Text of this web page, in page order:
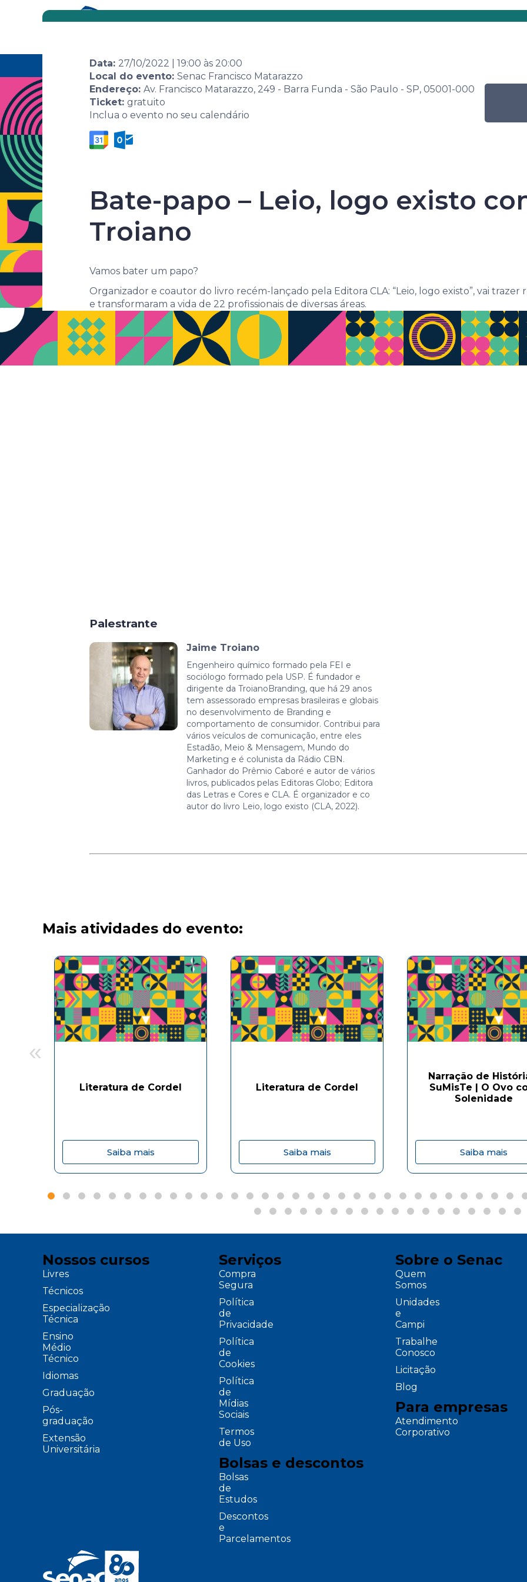
Agenda de eventos Evento 7ª Semana Senac de Leitura
7ª Semana Senac de
Data: 27/10/2022 19:00 às 20:00
Local do evento: Senac Francisco Matarazzo
Endereço: Av. Francisco Matarazzo, 249 - Barra Funda - São Paulo - SP, 05001-000
Ticket: gratuito
Inclua o evento no seu calendário
Bate-papo – Leio, logo existo
Troiano
Vamos bater um papo?
Organizador e coautor do livro recém-lançado pela Editora CLA: “Leio, logo existo”, vai
e transformaram a vida de 22 profissionais de diversas áreas.
Palestrante
Jaime Troiano
Engenheiro químico formado pela FEI e
sociólogo formado pela USP. É fundador e
dirigente da TroianoBranding, que há 29 anos
tem assessorado empresas brasileiras e globais
no desenvolvimento de Branding e
comportamento de consumidor. Contribui para
vários veículos de comunicação, entre eles
Estadão, Meio & Mensagem, Mundo do
Marketing e é colunista da Rádio CBN.
Ganhador do Prêmio Caboré e autor de vários
livros, publicados pelas Editoras Globo; Editora
das Letras e Cores e CLA. É organizador e co
autor do livro Leio, logo existo (CLA, 2022).
Mais atividades do evento:
Literatura de Cordel
Saiba mais
Literatura de Cordel
Saiba mais
Narração de
SuMisTe | O Ovo
Solenidade
Saiba mais
«
Nossos cursos
Livres
Técnicos
Especialização
Técnica
Ensino
Médio
Técnico
Idiomas
Graduação
Pós-
graduação
Extensão
Universitária
Serviços
Compra
Segura
Política
de
Privacidade
Política
de
Cookies
Política
de
Mídias
Sociais
Termos
de Uso
Bolsas e descontos
Bolsas
de
Estudos
Descontos
e
Parcelamentos
Sobre o Senac
Quem
Somos
Unidades
e
Campi
Trabalhe
Conosco
Licitação
Blog
Para empresas
Atendimento
Corporativo